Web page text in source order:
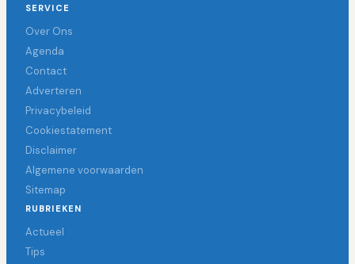
SERVICE
Over Ons
Agenda
Contact
Adverteren
Privacybeleid
Cookiestatement
Disclaimer
Algemene voorwaarden
Sitemap
RUBRIEKEN
Actueel
Tips